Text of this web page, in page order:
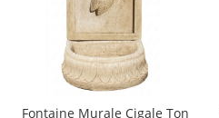
Fontaine Murale Cigale Ton